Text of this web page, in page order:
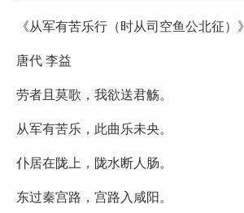
《从军有苦乐行（时从司空鱼公北征）》
唐代 李益
劳者且莫歌，我欲送君觞。
从军有苦乐，此曲乐未央。
仆居在陇上，陇水断人肠。
东过秦宫路，宫路入咸阳。